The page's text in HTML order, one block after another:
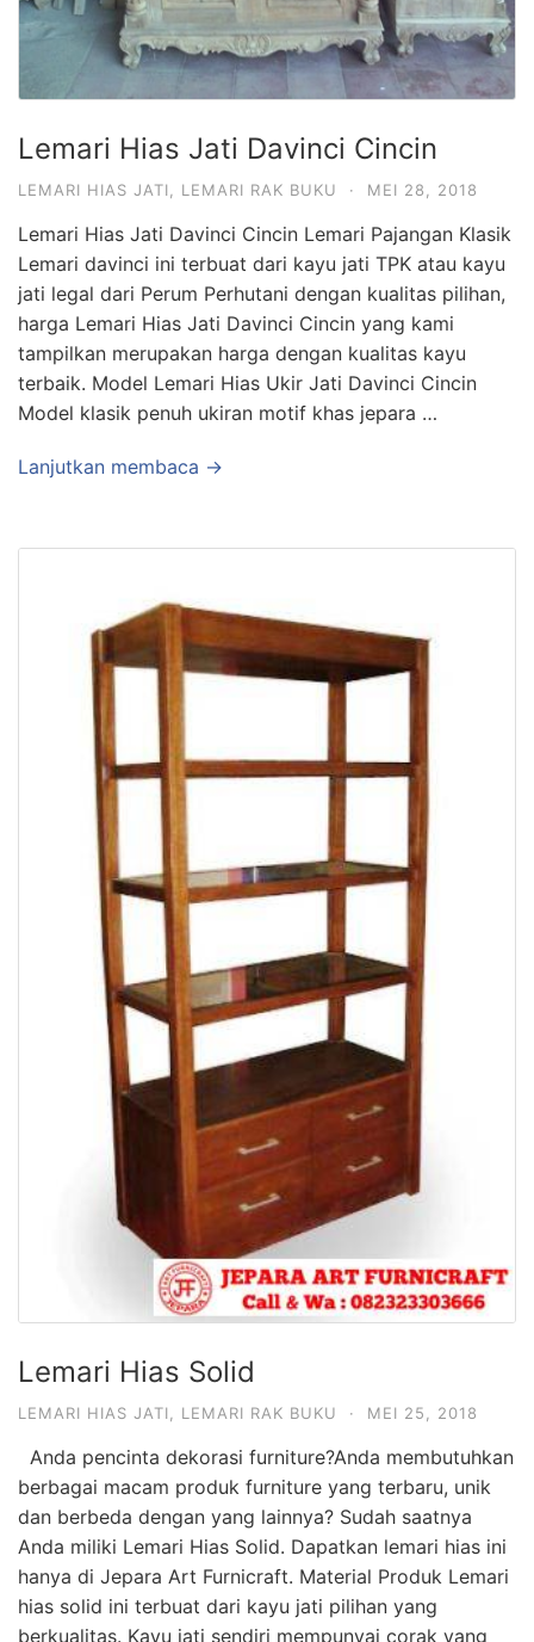
Lemari Hias Jati Davinci Cincin
LEMARI HIAS JATI LEMARI RAK BUKU · MEI 28, 2018
Lemari Hias Jati Davinci Cincin Lemari Pajangan Klasik
Lemari davinci ini terbuat dari kayu jati TPK atau kayu
jati legal dari Perum Perhutani dengan kualitas pilihan,
harga Lemari Hias Jati Davinci Cincin yang kami
tampilkan merupakan harga dengan kualitas kayu
terbaik. Model Lemari Hias Ukir Jati Davinci Cincin
Model klasik penuh ukiran motif khas jepara …
Lanjutkan membaca →
Lemari Hias Solid
LEMARI HIAS JATI LEMARI RAK BUKU · MEI 25, 2018
Anda pencinta dekorasi furniture?Anda membutuhkan
berbagai macam produk furniture yang terbaru, unik
dan berbeda dengan yang lainnya? Sudah saatnya
Anda miliki Lemari Hias Solid. Dapatkan lemari hias ini
hanya di Jepara Art Furnicraft. Material Produk Lemari
hias solid ini terbuat dari kayu jati pilihan yang
berkualitas. Kayu jati sendiri mempunyai corak yang